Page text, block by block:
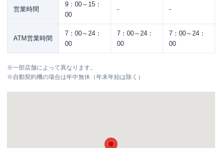
営業時間
9：00～15：
00
- -
ATM営業時間
7：00～24：
00
7：00～24：
00
7：00～24：
00
※一部店舗によって異なります。
※自動契約機の場合は年中無休（年末年始は除く）